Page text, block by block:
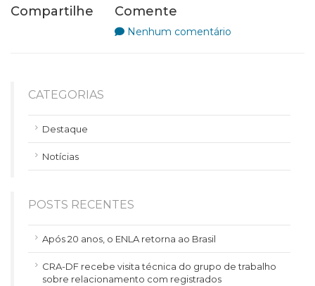
Compartilhe Comente
Nenhum comentário
CATEGORIAS
Destaque
Notícias
POSTS RECENTES
Após 20 anos, o ENLA retorna ao Brasil
CRA-DF recebe visita técnica do grupo de trabalho
sobre relacionamento com registrados